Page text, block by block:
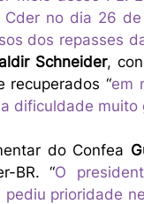
Cder no dia 26
dos repasses
Schneider,
recuperados “em
dificuldade muito
do Confea
BR. “O
prioridade